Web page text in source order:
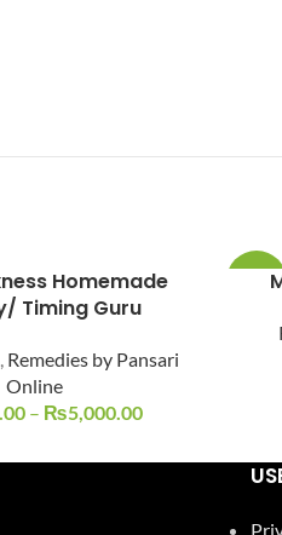
Homemade
Timing Guru
, Remedies by Pansari
Online
– ₨5,000.00
-17%